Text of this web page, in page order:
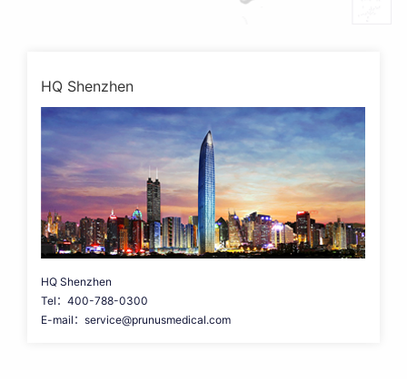
HQ Shenzhen
HQ Shenzhen
Tel：400-788-0300
E-mail：service@prunusmedical.com